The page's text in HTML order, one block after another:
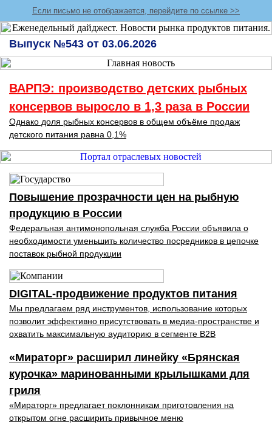
Если письмо не отображается, перейдите по ссылке >>
Выпуск №543 от 03.06.2026
ВАРПЭ: производство детских рыбных
консервов выросло в 1,3 раза в России
Однако доля рыбных консервов в общем объёме продаж
детского питания равна 0,1%
Повышение прозрачности цен на рыбную
продукцию в России
Федеральная антимонопольная служба России объявила о
необходимости уменьшить количество посредников в цепочке
поставок рыбной продукции
DIGITAL-продвижение продуктов питания
Мы предлагаем ряд инструментов, использование которых
позволит эффективно присутствовать в медиа-пространстве и
охватить максимальную аудиторию в сегменте B2B
«Мираторг» расширил линейку «Брянская
курочка» маринованными крылышками для
гриля
«Мираторг» предлагает поклонникам приготовления на
открытом огне расширить привычное меню